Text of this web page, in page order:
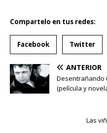
Compartelo en tus redes:
Facebook Twitter
ANTERIOR
Desentrañando
(película y
Las